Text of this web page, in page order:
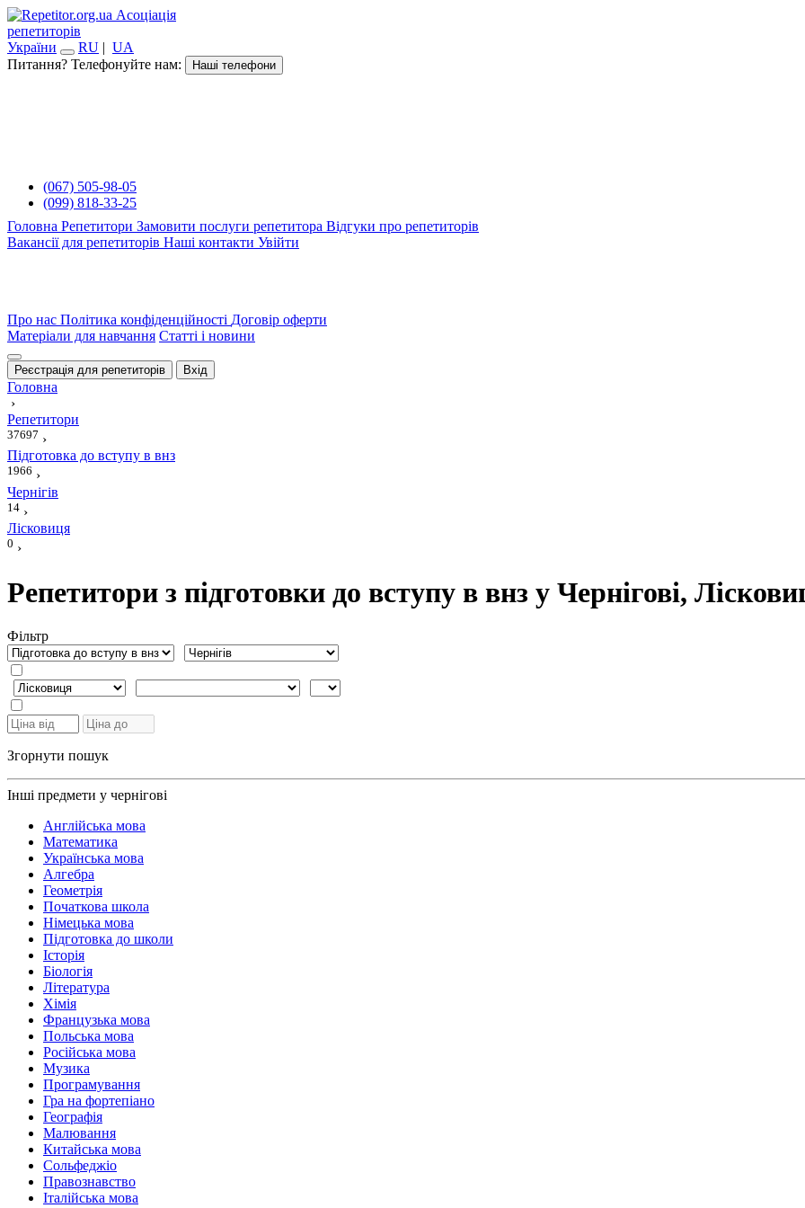
Асоціація
репетиторів
України
RU | UA
Питання? Телефонуйте нам:
Наші телефони
(067) 505-98-05
(099) 818-33-25
Головна Репетитори Замовити послуги репетитора Відгуки про репетиторів
Вакансії для репетиторів Наші контакти Увійти
Про нас Політика конфіденційності Договір оферти
Матеріали для навчання Статті і новини
Реєстрація для репетиторів Вхід
Головна
›
Репетитори
37697 ›
Підготовка до вступу в внз
1966 ›
Чернігів
14 ›
Лісковиця
0 ›
Репетитори з підготовки до вступу в внз у Чернігові,
Фiльтр
Згорнути пошук
Інші предмети у чернігові
Англійська мова
Математика
Українська мова
Алгебра
Геометрія
Початкова школа
Німецька мова
Підготовка до школи
Історія
Біологія
Література
Хімія
Французька мова
Польська мова
Російська мова
Музика
Програмування
Гра на фортепіано
Географія
Малювання
Китайська мова
Сольфеджіо
Правознавство
Італійська мова